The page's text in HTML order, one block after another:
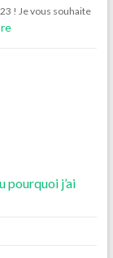
! Je vous souhaite
pourquoi j’ai